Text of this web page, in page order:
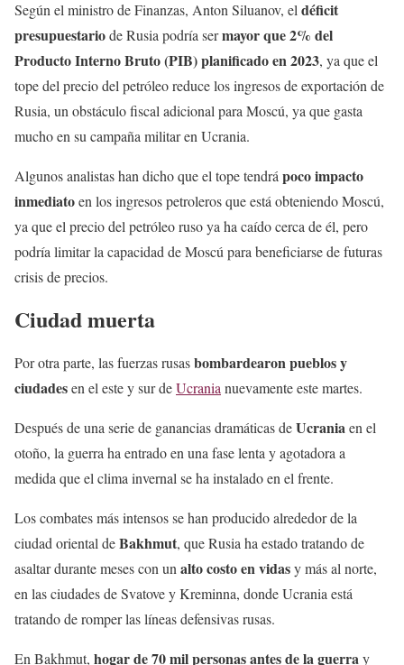
Según el ministro de Finanzas, Anton Siluanov, el déficit
presupuestariode Rusia podría sermayor que 2% del
Producto Interno Bruto (PIB) planificado en 2023, ya que el
tope del precio del petróleo reduce los ingresos de exportación de
Rusia, un obstáculo fiscal adicional para Moscú, ya que gasta
mucho en su campaña militar en Ucrania.
Algunos analistas han dicho que el tope tendrá poco impacto
inmediatoen los ingresos petroleros que está obteniendo Moscú,
ya que el precio del petróleo ruso ya ha caído cerca de él, pero
podría limitar la capacidad de Moscú para beneficiarse de futuras
crisis de precios.
Ciudad muerta
Por otra parte, las fuerzas rusasbombardearon pueblos y
ciudadesen el este y sur deUcranianuevamente este martes.
Después de una serie de ganancias dramáticas deUcraniaen el
otoño, la guerra ha entrado en una fase lenta y agotadora a
medida que el clima invernal se ha instalado en el frente.
Los combates más intensos se han producido alrededor de la
ciudad oriental deBakhmut, que Rusia ha estado tratando de
asaltar durante meses con unalto costo en vidasy más al norte,
en las ciudades de Svatove y Kreminna, donde Ucrania está
tratando de romper las líneas defensivas rusas.
En Bakhmut, hogar de 70 mil personas antes de la guerray